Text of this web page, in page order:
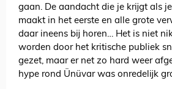
gaan. De aandacht die je krijgt als
maakt in het eerste en alle grote
daar ineens bij horen… Het is niet
worden door het kritische publiek
gezet, maar er net zo hard weer
hype rond Ünüvar was onredelijk